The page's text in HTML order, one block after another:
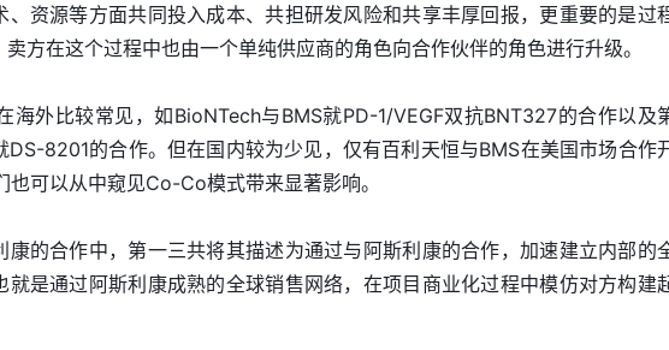
、资源等方面共同投入成本、共担研发风险和共享丰厚回报，更重要的是过
方在这个过程中也由一个单纯供应商的角色向合作伙伴的角色进行升级。
海外比较常见，如BioNTech与BMS就PD-1/VEGF双抗BNT327的合作以及
DS-8201的合作。但在国内较为少见，仅有百利天恒与BMS在美国市场合作
也可以从中窥见Co-Co模式带来显著影响。
康的合作中，第一三共将其描述为通过与阿斯利康的合作，加速建立内部的
就是通过阿斯利康成熟的全球销售网络，在项目商业化过程中模仿对方构建